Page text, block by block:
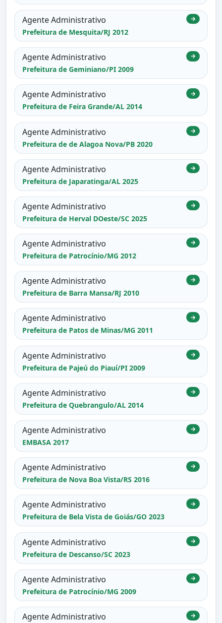
Agente Administrativo
Prefeitura de Mesquita/RJ 2012
→
Agente Administrativo
Prefeitura de Geminiano/PI 2009
→
Agente Administrativo
Prefeitura de Feira Grande/AL 2014
→
Agente Administrativo
Prefeitura de de Alagoa Nova/PB 2020
→
Agente Administrativo
Prefeitura de Japaratinga/AL 2025
→
Agente Administrativo
Prefeitura de Herval DOeste/SC 2025
→
Agente Administrativo
Prefeitura de Patrocínio/MG 2012
→
Agente Administrativo
Prefeitura de Barra Mansa/RJ 2010
→
Agente Administrativo
Prefeitura de Patos de Minas/MG 2011
→
Agente Administrativo
Prefeitura de Pajeú do Piauí/PI 2009
→
Agente Administrativo
Prefeitura de Quebrangulo/AL 2014
→
Agente Administrativo
EMBASA 2017
→
Agente Administrativo
Prefeitura de Nova Boa Vista/RS 2016
→
Agente Administrativo
Prefeitura de Bela Vista de Goiás/GO 2023
→
Agente Administrativo
Prefeitura de Descanso/SC 2023
→
Agente Administrativo
Prefeitura de Patrocínio/MG 2009
→
Agente Administrativo →